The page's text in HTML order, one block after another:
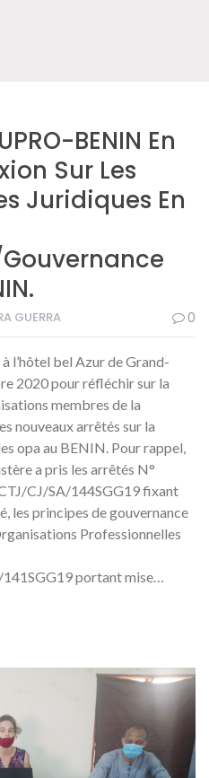
BENIN En
Sur Les
Juridiques En
GUERRA 0
l’hôtel bel Azur de Grand-
2020 pour réfléchir sur la
membres de la
nouveaux arrêtés sur la
opa au BENIN. Pour rappel,
a pris les arrêtés N°
CJ/SA/144SGG19 fixant
les principes de gouvernance
Professionnelles
portant mise…